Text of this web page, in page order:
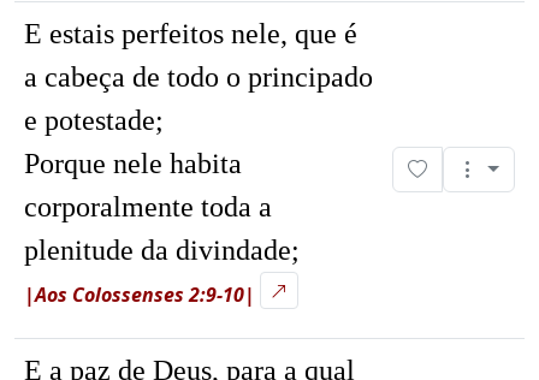
E estais perfeitos nele, que é
a cabeça de todo o principado
e potestade;
Porque nele habita
corporalmente toda a
plenitude da divindade;
|Aos Colossenses 2:9-10|
E a paz de Deus, para a qual